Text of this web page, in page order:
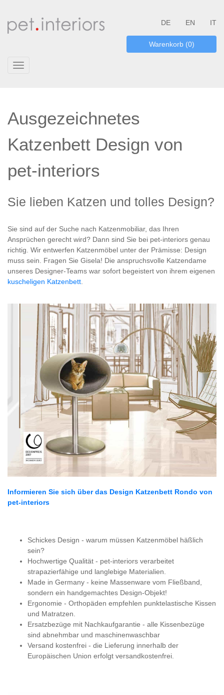
DE EN IT
Warenkorb (0)
Toggle
Ausgezeichnetes
Katzenbett Design von
pet-interiors
Sie lieben Katzen und tolles Design?
Sie sind auf der Suche nach Katzenmobiliar, das Ihren
Ansprüchen gerecht wird? Dann sind Sie bei pet-interiors genau
richtig. Wir entwerfen Katzenmöbel unter der Prämisse: Design
muss sein. Fragen Sie Gisela! Die anspruchsvolle Katzendame
unseres Designer-Teams war sofort begeistert von ihrem eigenen
kuscheligen Katzenbett
Informieren Sie sich über das Design Katzenbett Rondo von
pet-interiors
Schickes Design - warum müssen Katzenmöbel häßlich
sein?
Hochwertige Qualität - pet-interiors verarbeitet
strapazierfähige und langlebige Materialien.
Made in Germany - keine Massenware vom Fließband,
sondern ein handgemachtes Design-Objekt!
Ergonomie - Orthopäden empfehlen punktelastische Kissen
und Matratzen.
Ersatzbezüge mit Nachkaufgarantie - alle Kissenbezüge
sind abnehmbar und maschinenwaschbar
Versand kostenfrei - die Lieferung innerhalb der
Europäischen Union erfolgt versandkostenfrei.